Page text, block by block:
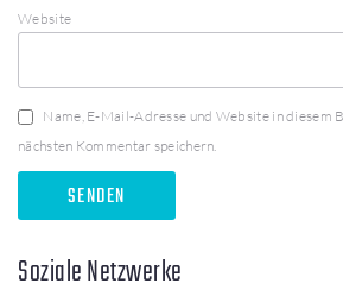
Website
Name, E-Mail-Adresse und Website in diesem
nächsten Kommentar speichern.
Soziale Netzwerke